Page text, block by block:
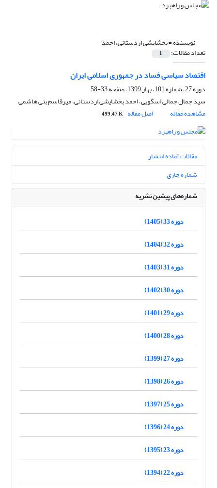
نویسنده =بخشایشی اردستانی، احمد
تعداد مقالات: 1
اقتصاد سیاسی فساد در جمهوری ‌اسلامی ‌ایران
دوره 27، شماره 101، بهار 1399، صفحه
33-58
سید جمال جمالی اسگویی، احمد بخشایشی اردستانی، میرقاسم بنی هاشمی
مشاهده مقاله
اصل مقاله 499.47 K
مقالات آماده انتشار
شماره جاری
شماره‌های پیشین نشریه
دوره 33 (1405)
دوره 32 (1404)
دوره 31 (1403)
دوره 30 (1402)
دوره 29 (1401)
دوره 28 (1400)
دوره 27 (1399)
دوره 26 (1398)
دوره 25 (1397)
دوره 24 (1396)
دوره 23 (1395)
دوره 22 (1394)